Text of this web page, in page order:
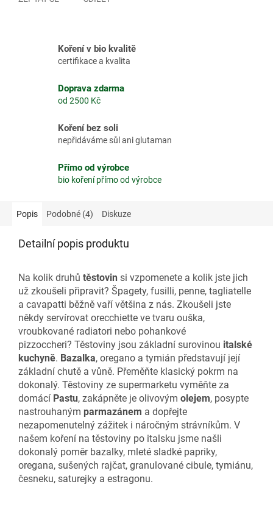
Koření v bio kvalitě
certifikace a kvalita
Doprava zdarma
od 2500 Kč
Koření bez soli
nepřidáváme sůl ani glutaman
Přímo od výrobce
bio koření přímo od výrobce
Popis Podobné (4) Diskuze
Detailní popis produktu
Na kolik druhů těstovin si vzpomenete a kolik jste jich
už zkoušeli připravit? Špagety, fusilli, penne, tagliatelle
a cavapatti běžně vaří většina z nás. Zkoušeli jste
někdy servírovat orecchiette ve tvaru ouška,
vroubkované radiatori nebo pohankové
pizzoccheri? Těstoviny jsou základní surovinou italské
kuchyně. Bazalka, oregano a tymián představují její
základní chutě a vůně. Přeměňte klasický pokrm na
dokonalý. Těstoviny ze supermarketu vyměňte za
domácí Pastu, zakápněte je olivovým olejem, posypte
nastrouhaným parmazánem a dopřejte
nezapomenutelný zážitek i náročným strávníkům. V
našem koření na těstoviny po italsku jsme našli
dokonalý poměr bazalky, mleté sladké papriky,
oregana, sušených rajčat, granulované cibule, tymiánu,
česneku, saturejky a estragonu.